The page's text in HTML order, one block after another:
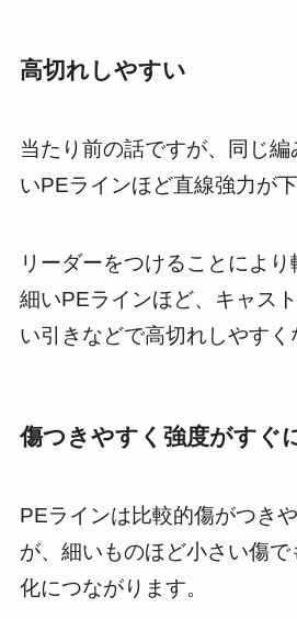
高切れしやすい
当たり前の話ですが、同じ
いPEラインほど直線強力が下
リーダーをつけることにより
細いPEラインほど、キャス
い引きなどで高切れしやすく
傷つきやすく強度がすぐ
PEラインは比較的傷がつき
が、細いものほど小さい傷
化につながります。